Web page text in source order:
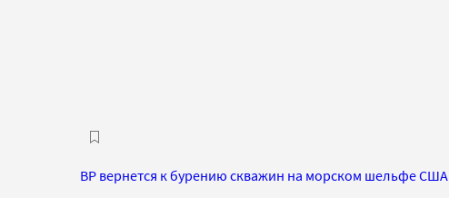
BP вернется к бурению скважин на морском шельфе США